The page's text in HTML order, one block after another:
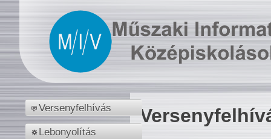
Versenyfelhívás
Lebonyolítás